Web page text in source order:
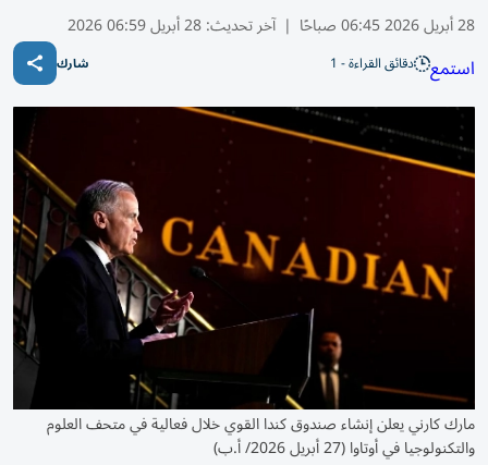
28 أبريل 2026 06:45 صباحًا | آخر تحديث:28 أبريل 06:59 2026
استمع دقائق القراءة - 1 شارك
مارك كارني يعلن إنشاء صندوق كندا القوي خلال فعالية في متحف العلوم
والتكنولوجيا في أوتاوا (27 أبريل 2026/ أ.ب)